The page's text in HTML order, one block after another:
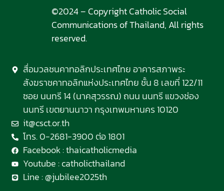
©2024 – Copyright Catholic Social
Communications of Thailand, All rights
reserved.
สื่อมวลชนคาทอลิกประเทศไทย อาคารสภาพระ
สังฆราชคาทอลิกแห่งประเทศไทย ชั้น 8 เลขที่ 122/11
ซอย นนทรี 14 (นาคสุวรรณ) ถนน นนทรี แขวงช่อง
นนทรี เขตยานนาวา กรุงเทพมหานคร 10120
it@csct.or.th
โทร. 0-2681-3900 ต่อ 1801
Facebook : thaicatholicmedia
Youtube : catholicthailand
Line : @jubilee2025th